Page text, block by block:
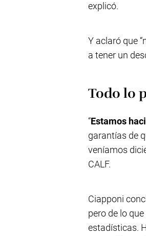
explicó.
Y aclaró que
a tener un
Todo lo
“Estamos
garantías de
veníamos
CALF.
Ciapponi
pero de lo
estadísticas.